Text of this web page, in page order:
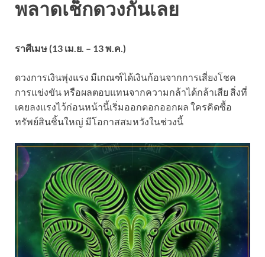
พลาดเช็กดวงกันเลย
ราศีเมษ (13 เม.ย. – 13 พ.ค.)
ดวงการเงินพุ่งแรง มีเกณฑ์ได้เงินก้อนจากการเสี่ยงโชค
การแข่งขัน หรือผลตอบแทนจากความกล้าได้กล้าเสีย สิ่งที่
เคยลงแรงไว้ก่อนหน้านี้เริ่มออกดอกออกผล ใครคิดซื้อ
ทรัพย์สินชิ้นใหญ่ มีโอกาสสมหวังในช่วงนี้